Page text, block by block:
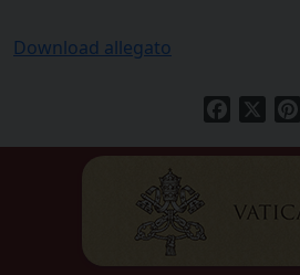
Download allegato
Facebook